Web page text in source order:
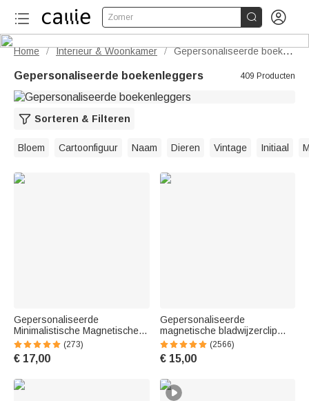
Zomer  
Home / Interieur & Woonkamer / Gepersonaliseerde boekenleggers
Gepersonaliseerde boekenleggers 409 Producten
Sorteren & Filteren
Bloem Cartoonfiguur Naam Dieren Vintage Initiaal
Gepersonaliseerde
Minimalistische Magnetische
PU-leer Bladwijzer met
Gegraveerde Naam
Verjaardag Afstudeer Cadeau
Boekenwurm
(273)
€ 17,00
Gepersonaliseerde
magnetische bladwijzerclip
van PU-leer met
geboortebloemenboeket en
naam verjaardagscadeau voor
(2566)
€ 15,00